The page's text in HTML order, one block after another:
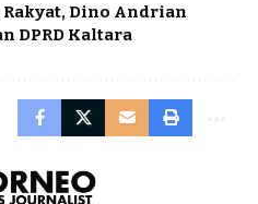
Dino Andrian
DPRD Kaltara